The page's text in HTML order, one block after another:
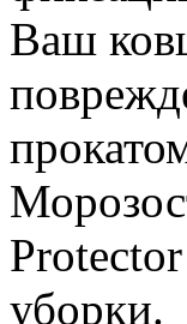
Ваш
уборки.